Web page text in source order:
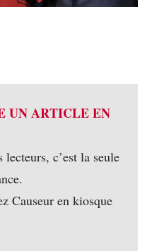
UN ARTICLE EN
c’est la seule
Causeur en kiosque